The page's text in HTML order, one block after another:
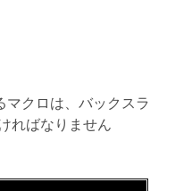
クロは、バックスラ
ればなりません